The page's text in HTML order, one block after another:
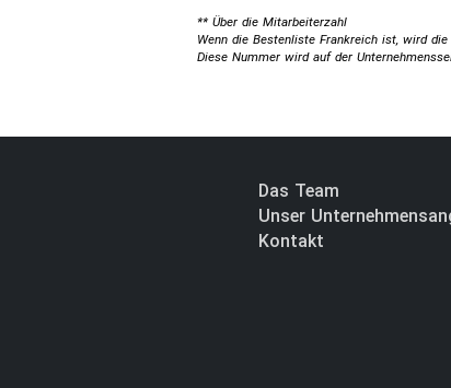
** Über die Mitarbeiterzahl
Wenn die Bestenliste Frankreich ist, wird
Diese Nummer wird auf der
Das Team
Unser
Kontakt